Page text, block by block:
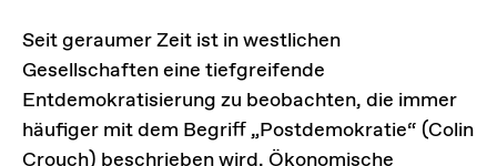
Seit geraumer Zeit ist in westlichen
Gesellschaften eine tiefgreifende
Entdemokratisierung zu beobachten, die immer
häufiger mit dem Begriff „Postdemokratie“ (Colin
Crouch) beschrieben wird. Ökonomische